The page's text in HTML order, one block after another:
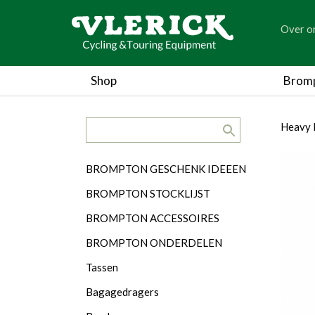
Over
Shop
Heavy
Categorieën
BROMPTON GESCHENK IDEEEN
BROMPTON STOCKLIJST
BROMPTON ACCESSOIRES
BROMPTON ONDERDELEN
Tassen
Bagagedragers